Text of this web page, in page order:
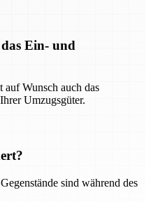
Ein- und
auf Wunsch auch das
Umzugsgüter.
sind während des